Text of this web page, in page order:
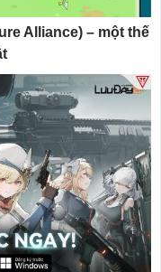
Alliance) – một thế